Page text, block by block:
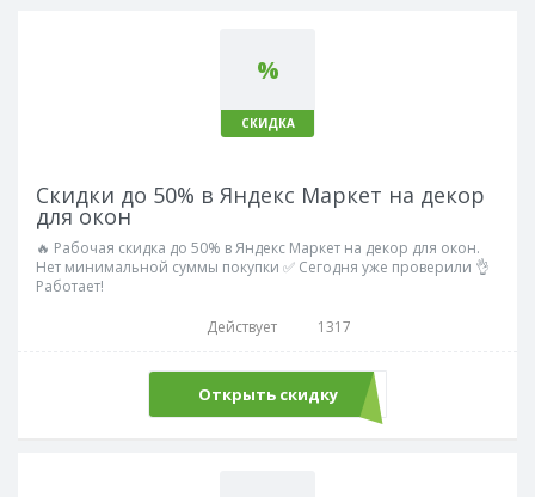
%
СКИДКА
Скидки до 50% в Яндекс Маркет на декор
для окон
🔥 Рабочая скидка до 50% в Яндекс Маркет на декор для окон.
Нет минимальной суммы покупки ✅ Сегодня уже проверили 👌
Работает!
Действует
1317
Открыть скидку